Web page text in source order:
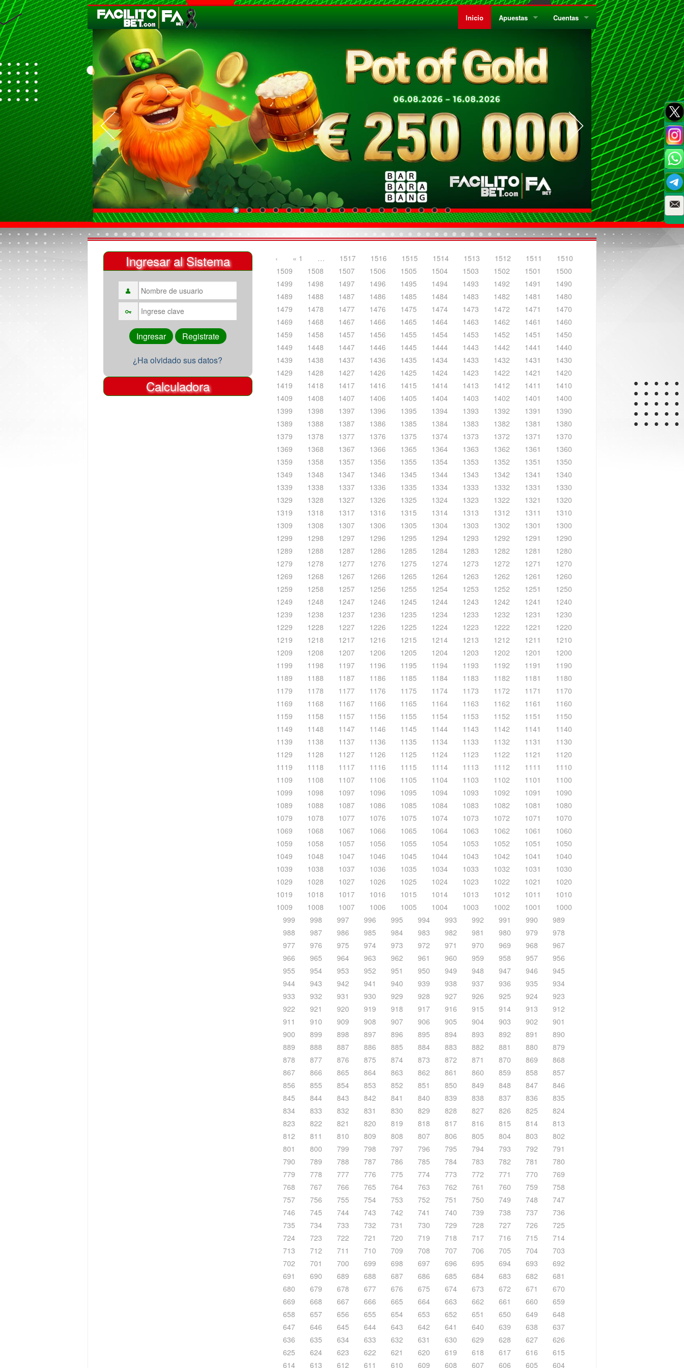
Inicio Apuestas
¿Qué es el Sistema Parley?
Privacidad
Como Jugar Bingo
Cuentas
Preguntas Frecuentes
Reglas Generales
Ingresar al Sistema
¿Ha olvidado sus datos?
Calculadora
‹ « 1 … 1517 1516 1515 1514 1513 1512 1511
1510
1509
1508 1507 1506 1505 1504 1503 1502 1501
1500
1499
1498 1497 1496 1495 1494 1493 1492 1491
1490
1489
1488 1487 1486 1485 1484 1483 1482 1481
1480
1479
1478 1477 1476 1475 1474 1473 1472 1471
1470
1469
1468 1467 1466 1465 1464 1463 1462 1461
1460
1459
1458 1457 1456 1455 1454 1453 1452 1451
1450
1449
1448 1447 1446 1445 1444 1443 1442 1441
1440
1439
1438 1437 1436 1435 1434 1433 1432 1431
1430
1429
1428 1427 1426 1425 1424 1423 1422 1421
1420
1419
1418 1417 1416 1415 1414 1413 1412 1411
1410
1409
1408 1407 1406 1405 1404 1403 1402 1401
1400
1399
1398 1397 1396 1395 1394 1393 1392 1391
1390
1389
1388 1387 1386 1385 1384 1383 1382 1381
1380
1379
1378 1377 1376 1375 1374 1373 1372 1371
1370
1369
1368 1367 1366 1365 1364 1363 1362 1361
1360
1359
1358 1357 1356 1355 1354 1353 1352 1351
1350
1349
1348 1347 1346 1345 1344 1343 1342 1341
1340
1339
1338 1337 1336 1335 1334 1333 1332 1331
1330
1329
1328 1327 1326 1325 1324 1323 1322 1321
1320
1319
1318 1317 1316 1315 1314 1313 1312 1311
1310
1309
1308 1307 1306 1305 1304 1303 1302 1301
1300
1299
1298 1297 1296 1295 1294 1293 1292 1291
1290
1289
1288 1287 1286 1285 1284 1283 1282 1281
1280
1279
1278 1277 1276 1275 1274 1273 1272 1271
1270
1269
1268 1267 1266 1265 1264 1263 1262 1261
1260
1259
1258 1257 1256 1255 1254 1253 1252 1251
1250
1249
1248 1247 1246 1245 1244 1243 1242 1241
1240
1239
1238 1237 1236 1235 1234 1233 1232 1231
1230
1229
1228 1227 1226 1225 1224 1223 1222 1221
1220
1219
1218 1217 1216 1215 1214 1213 1212 1211
1210
1209
1208 1207 1206 1205 1204 1203 1202 1201
1200
1199
1198 1197 1196 1195 1194 1193 1192 1191
1190
1189
1188 1187 1186 1185 1184 1183 1182 1181
1180
1179
1178 1177 1176 1175 1174 1173 1172 1171
1170
1169
1168 1167 1166 1165 1164 1163 1162 1161
1160
1159
1158 1157 1156 1155 1154 1153 1152 1151
1150
1149
1148 1147 1146 1145 1144 1143 1142 1141
1140
1139
1138 1137 1136 1135 1134 1133 1132 1131
1130
1129
1128 1127 1126 1125 1124 1123 1122 1121
1120
1119
1118 1117 1116 1115 1114 1113 1112 1111
1110
1109
1108 1107 1106 1105 1104 1103 1102 1101
1100
1099
1098 1097 1096 1095 1094 1093 1092 1091
1090
1089
1088 1087 1086 1085 1084 1083 1082 1081
1080
1079
1078 1077 1076 1075 1074 1073 1072 1071
1070
1069
1068 1067 1066 1065 1064 1063 1062 1061
1060
1059
1058 1057 1056 1055 1054 1053 1052 1051
1050
1049
1048 1047 1046 1045 1044 1043 1042 1041
1040
1039
1038 1037 1036 1035 1034 1033 1032 1031
1030
1029
1028 1027 1026 1025 1024 1023 1022 1021
1020
1019
1018 1017 1016 1015 1014 1013 1012 1011
1010
1009
1008 1007 1006 1005 1004 1003 1002 1001
1000
999
998 997 996 995 994 993 992 991 990
989
988
987 986 985 984 983 982 981 980 979
978
977
976 975 974 973 972 971 970 969 968
967
966
965 964 963 962 961 960 959 958 957
956
955
954 953 952 951 950 949 948 947 946
945
944
943 942 941 940 939 938 937 936 935
934
933
932 931 930 929 928 927 926 925 924
923
922
921 920 919 918 917 916 915 914 913
912
911
910 909 908 907 906 905 904 903 902
901
900
899 898 897 896 895 894 893 892 891
890
889
888 887 886 885 884 883 882 881 880
879
878
877 876 875 874 873 872 871 870 869
868
867
866 865 864 863 862 861 860 859 858
857
856
855 854 853 852 851 850 849 848 847
846
845
844 843 842 841 840 839 838 837 836
835
834
833 832 831 830 829 828 827 826 825
824
823
822 821 820 819 818 817 816 815 814
813
812
811 810 809 808 807 806 805 804 803
802
801
800 799 798 797 796 795 794 793 792
791
790
789 788 787 786 785 784 783 782 781
780
779
778 777 776 775 774 773 772 771 770
769
768
767 766 765 764 763 762 761 760 759
758
757
756 755 754 753 752 751 750 749 748
747
746
745 744 743 742 741 740 739 738 737
736
735
734 733 732 731 730 729 728 727 726
725
724
723 722 721 720 719 718 717 716 715
714
713
712 711 710 709 708 707 706 705 704
703
702
701 700 699 698 697 696 695 694 693
692
691
690 689 688 687 686 685 684 683 682
681
680
679 678 677 676 675 674 673 672 671
670
669
668 667 666 665 664 663 662 661 660
659
658
657 656 655 654 653 652 651 650 649
648
647
646 645 644 643 642 641 640 639 638
637
636
635 634 633 632 631 630 629 628 627
626
625
624 623 622 621 620 619 618 617 616
615
614
613 612 611 610 609 608 607 606 605 604